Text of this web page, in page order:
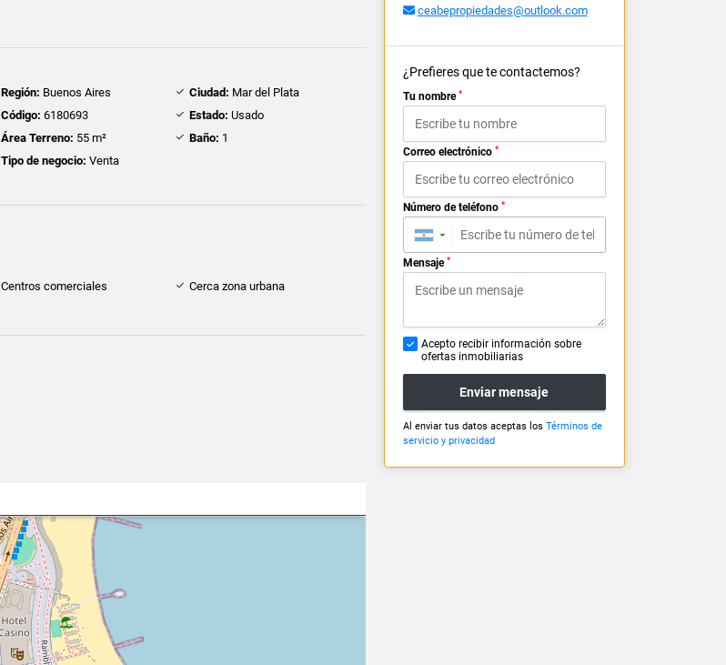
Región: Buenos Aires Ciudad: Mar del Plata
Código: 6180693 Estado: Usado
Área Terreno: 55 m² Baño: 1
Tipo de negocio: Venta
Centros comerciales
Cerca zona urbana
ceabepropiedades@outlook.com
¿Prefieres que te contactemos?
Tu nombre *
Correo electrónico *
Número de teléfono *
▼
Mensaje *
Acepto recibir información sobre
ofertas inmobiliarias
Enviar mensaje
Al enviar tus datos aceptas los Términos de
servicio y privacidad